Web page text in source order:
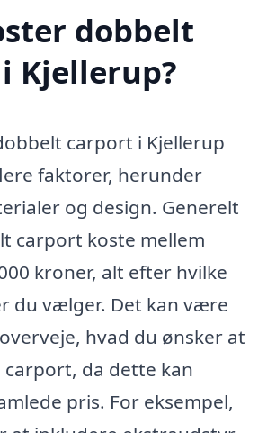
dobbelt
Kjellerup?
carport i Kjellerup
faktorer, herunder
og design. Generelt
carport koste mellem
kroner, alt efter hvilke
du vælger. Det kan være
hvad du ønsker at
carport, da dette kan
pris. For eksempel,